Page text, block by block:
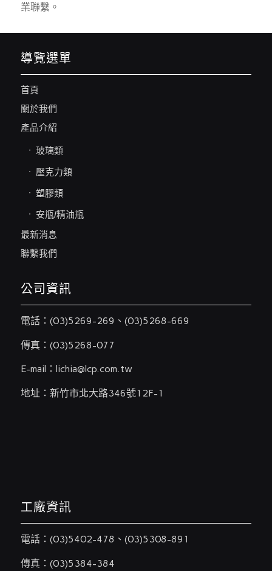
業聯繫。
導覽選單
首頁
關於我們
產品介紹
玻璃類
壓克力類
塑膠類
安瓶/精油瓶
最新消息
聯繫我們
公司資訊
電話： (03)5269-269 、 (03)5268-669
傳真：(03)5268-077
E-mail： lichia@lcp.com.tw
地址：新竹市北大路346號12F-1
工廠資訊
電話： (03)5402-478 、 (03)5308-891
傳真：(03)5384-384